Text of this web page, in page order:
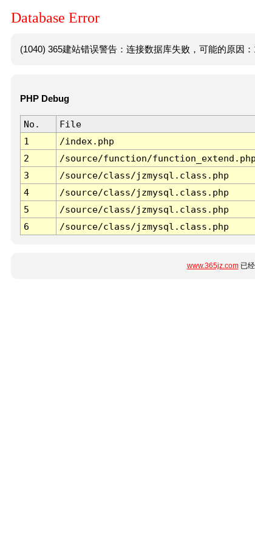
Database Error
(1040) 365建站错误警告：连接数据库失败，可能的原因
PHP Debug
No. File
1
/index.php
2
/source/function/function_extend.php
3
/source/class/jzmysql.class.php
4
/source/class/jzmysql.class.php
5
/source/class/jzmysql.class.php
6
/source/class/jzmysql.class.php
www.365jz.com已经